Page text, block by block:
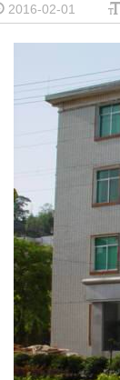
2016-02-01